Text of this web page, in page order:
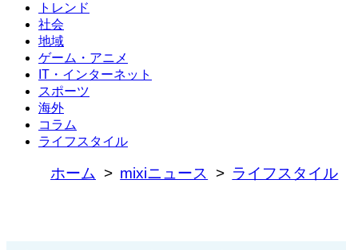
トレンド
社会
地域
ゲーム・アニメ
IT・インターネット
スポーツ
海外
コラム
ライフスタイル
ホーム mixiニュース ライフスタイル